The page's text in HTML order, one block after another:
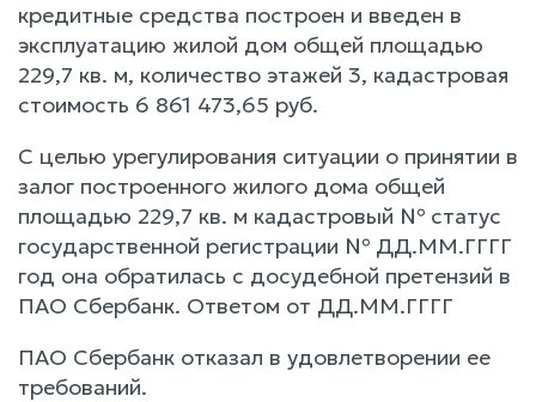
кредитные средства построен и введен в
эксплуатацию жилой дом общей площадью
229,7 кв. м, количество этажей 3, кадастровая
стоимость 6 861 473,65 руб.
С целью урегулирования ситуации о принятии в
залог построенного жилого дома общей
площадью 229,7 кв. м кадастровый № статус
государственной регистрации № ДД.ММ.ГГГГ
год она обратилась с досудебной претензий в
ПАО Сбербанк. Ответом от ДД.ММ.ГГГГ
ПАО Сбербанк отказал в удовлетворении ее
требований.